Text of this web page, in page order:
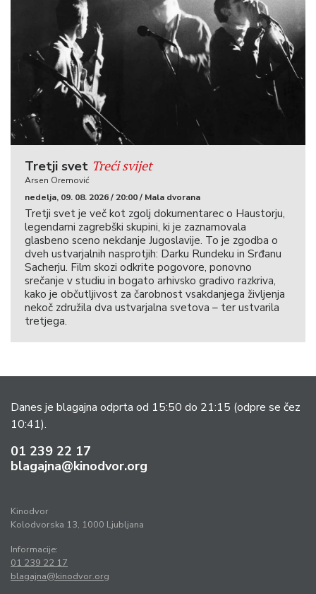
Tretji svet Treći svijet
Arsen Oremović
nedelja, 09. 08. 2026 / 20:00 / Mala dvorana
Tretji svet je več kot zgolj dokumentarec o Haustorju,
legendarni zagrebški skupini, ki je zaznamovala
glasbeno sceno nekdanje Jugoslavije. To je zgodba o
dveh ustvarjalnih nasprotjih: Darku Rundeku in Srđanu
Sacherju. Film skozi odkrite pogovore, ponovno
srečanje v studiu in bogato arhivsko gradivo razkriva,
kako je občutljivost za čarobnost vsakdanjega življenja
nekoč združila dva ustvarjalna svetova – ter ustvarila
tretjega.
Danes je blagajna odprta od 15:50 do 21:15 (odpre se čez
10:41).
01 239 22 17
blagajna@kinodvor.org
Kinodvor
Kolodvorska 13, 1000 Ljubljana
Informacije:
01 239 22 17
blagajna@kinodvor.org